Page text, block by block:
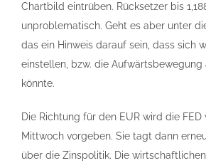
Chartbild eintrüben. Rücksetzer bis
unproblematisch. Geht es aber unter
das ein Hinweis darauf sein, dass sich
einstellen, bzw. die
könnte.
Die Richtung für den EUR wird die
Mittwoch vorgeben. Sie tagt dann
über die Zinspolitik. Die wirtschaftlichen